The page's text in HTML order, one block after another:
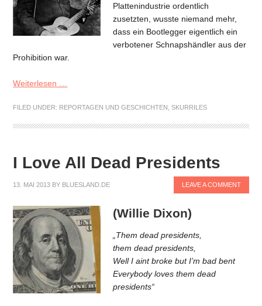
Plattenindustrie ordentlich
zusetzten, wusste niemand mehr,
dass ein Bootlegger eigentlich ein
verbotener Schnapshändler aus der
Prohibition war.
Weiterlesen …
FILED UNDER: REPORTAGEN UND GESCHICHTEN ,SKURRILES
I Love All Dead Presidents
13. MAI 2013 BY BLUESLAND.DE LEAVE A COMMENT
(Willie Dixon)
„Them dead presidents,
them dead presidents,
Well I aint broke but I’m bad bent
Everybody loves them dead
presidents“